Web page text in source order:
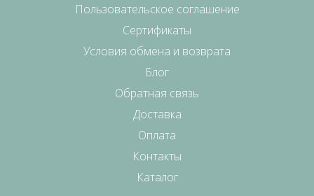
Пользовательское соглашение
Сертификаты
Условия обмена и возврата
Блог
Обратная связь
Доставка
Оплата
Контакты
Каталог